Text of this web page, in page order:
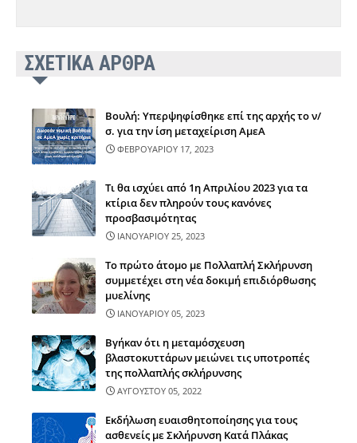
ΣΧΕΤΙΚΑ ΑΡΘΡΑ
Βουλή: Υπερψηφίσθηκε επί της αρχής το ν/
σ. για την ίση μεταχείριση ΑμεΑ
ΦΕΒΡΟΥΑΡΙΟΥ 17, 2023
Τι θα ισχύει από 1η Απριλίου 2023 για τα
κτίρια δεν πληρούν τους κανόνες
προσβασιμότητας
ΙΑΝΟΥΑΡΙΟΥ 25, 2023
Το πρώτο άτομο με Πολλαπλή Σκλήρυνση
συμμετέχει στη νέα δοκιμή επιδιόρθωσης
μυελίνης
ΙΑΝΟΥΑΡΙΟΥ 05, 2023
Βγήκαν ότι η μεταμόσχευση
βλαστοκυττάρων μειώνει τις υποτροπές
της πολλαπλής σκλήρυνσης
ΑΥΓΟΥΣΤΟΥ 05, 2022
Εκδήλωση ευαισθητοποίησης για τους
ασθενείς με Σκλήρυνση Κατά Πλάκας